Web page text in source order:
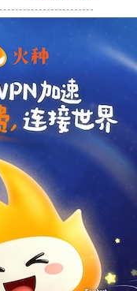
反对
反对[0]